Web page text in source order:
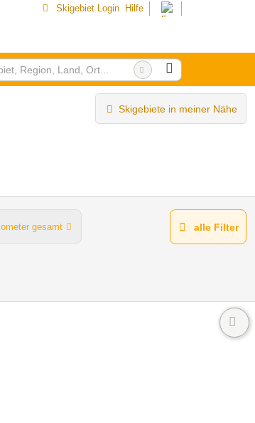
Skigebiet Login Hilfe
Skigebiete in meiner Nähe
gesamt alle Filter